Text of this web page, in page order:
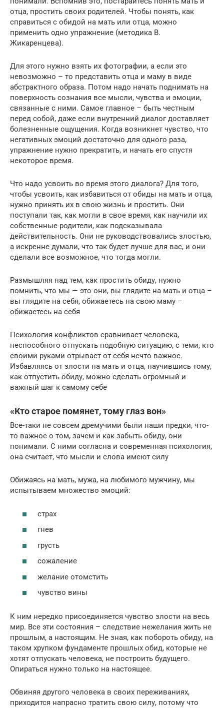
отца, простить своих родителей. Чтобы понять, как
справиться с обидой на мать или отца, можно
применить одно упражнение (методика В.
Жикаренцева).
Для этого нужно взять их фотографии, а если это
невозможно – то представить отца и маму в виде
абстрактного образа. Потом надо начать поднимать на
поверхность сознания все мысли, чувства и эмоции,
связанные с ними. Самое главное – быть честным
перед собой, даже если внутренний диалог доставляет
болезненные ощущения. Когда возникнет чувство, что
негативных эмоций достаточно для одного раза,
упражнение нужно прекратить, и начать его спустя
некоторое время.
Что надо усвоить во время этого диалога? Для того,
чтобы усвоить, как избавиться от обиды на мать и отца,
нужно принять их в свою жизнь и простить. Они
поступали так, как могли в свое время, как научили их
собственные родители, как подсказывала
действительность. Они не руководствовались злостью,
а искренне думали, что так будет лучше для вас, и они
сделали все возможное, что тогда могли.
Размышляя над тем, как простить обиду, нужно
помнить, что мы — это они, вы глядите на мать и отца –
вы глядите на себя, обижаетесь на свою маму –
обижаетесь на себя
Психология конфликтов сравнивает человека,
неспособного отпускать подобную ситуацию, с теми, кто
своими руками отрывает от себя нечто важное.
Избавляясь от злости на мать и отца, научившись тому,
как отпустить обиду, можно сделать огромный и
важный шаг к самому себе
«Кто старое помянет, тому глаз вон»
Все-таки не совсем дремучими были наши предки, что-
то важное о том, зачем и как забыть обиду, они
понимали. С ними согласна и современная психология,
она считает, что мысли и слова имеют силу
Обижаясь на мать, мужа, на любимого мужчину, мы
испытываем множество эмоций:
страх
гнев
грусть
сожаление
желание отомстить
чувство вины
К ним нередко присоединяется чувство злости на весь
мир. Все эти состояния – следствие нежелания жить не
прошлым, а настоящим. Не зная, как побороть обиду, на
таком хрупком фундаменте прошлых обид, которые не
хотят отпускать человека, не построить будущего.
Опираться нужно только на настоящее.
Обвиняя другого человека в своих переживаниях,
приходится напрасно тратить свою силу, потому что